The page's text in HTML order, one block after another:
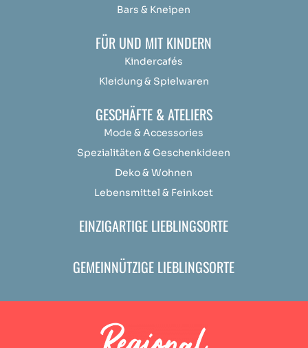
Bars & Kneipen
FÜR UND MIT KINDERN
Kindercafés
Kleidung & Spielwaren
GESCHÄFTE & ATELIERS
Mode & Accessories
Spezialitäten & Geschenkideen
Deko & Wohnen
Lebensmittel & Feinkost
EINZIGARTIGE LIEBLINGSORTE
GEMEINNÜTZIGE LIEBLINGSORTE